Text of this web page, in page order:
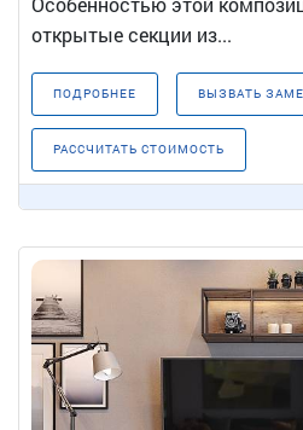
открытые секции из...
ПОДРОБНЕЕ ВЫЗВАТЬ
РАССЧИТАТЬ СТОИМОСТЬ